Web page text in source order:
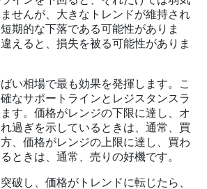
せんが、大きなトレンドが維持され
期的な下落である可能性がありま
えると、損失を被る可能性がありま
い相場で最も効果を発揮します。こ
なサポートラインとレジスタンスラ
す。価格がレンジの下限に達し、オ
過ぎを示しているときは、通常、買
、価格がレンジの上限に達し、買わ
ときは、通常、売りの好機です。
破し、価格がトレンドに転じたら、